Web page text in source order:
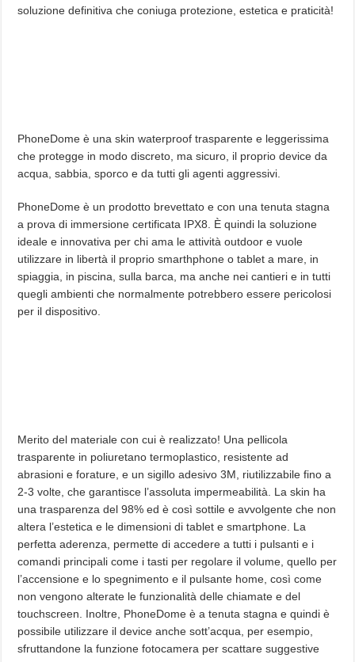
soluzione definitiva che coniuga protezione, estetica e praticità!
PhoneDome è una skin waterproof trasparente e leggerissima
che protegge in modo discreto, ma sicuro, il proprio device da
acqua, sabbia, sporco e da tutti gli agenti aggressivi.
PhoneDome è un prodotto brevettato e con una tenuta stagna
a prova di immersione certificata IPX8. È quindi la soluzione
ideale e innovativa per chi ama le attività outdoor e vuole
utilizzare in libertà il proprio smarthphone o tablet a mare, in
spiaggia, in piscina, sulla barca, ma anche nei cantieri e in tutti
quegli ambienti che normalmente potrebbero essere pericolosi
per il dispositivo.
Merito del materiale con cui è realizzato! Una pellicola
trasparente in poliuretano termoplastico, resistente ad
abrasioni e forature, e un sigillo adesivo 3M, riutilizzabile fino a
2-3 volte, che garantisce l’assoluta impermeabilità. La skin ha
una trasparenza del 98% ed è così sottile e avvolgente che non
altera l’estetica e le dimensioni di tablet e smartphone. La
perfetta aderenza, permette di accedere a tutti i pulsanti e i
comandi principali come i tasti per regolare il volume, quello per
l’accensione e lo spegnimento e il pulsante home, così come
non vengono alterate le funzionalità delle chiamate e del
touchscreen. Inoltre, PhoneDome è a tenuta stagna e quindi è
possibile utilizzare il device anche sott’acqua, per esempio,
sfruttandone la funzione fotocamera per scattare suggestive